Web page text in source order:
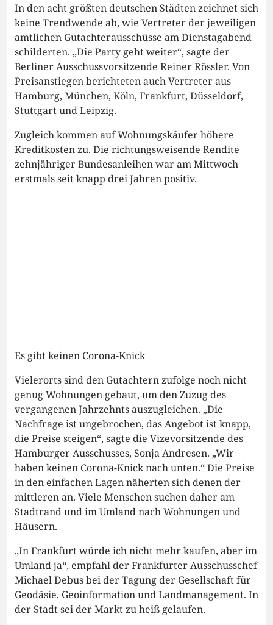
In den acht größten deutschen Städten zeichnet sich
keine Trendwende ab, wie Vertreter der jeweiligen
amtlichen Gutachterausschüsse am Dienstagabend
schilderten. „Die Party geht weiter“, sagte der
Berliner Ausschussvorsitzende Reiner Rössler. Von
Preisanstiegen berichteten auch Vertreter aus
Hamburg, München, Köln, Frankfurt, Düsseldorf,
Stuttgart und Leipzig.
Zugleich kommen auf Wohnungskäufer höhere
Kreditkosten zu. Die richtungsweisende Rendite
zehnjähriger Bundesanleihen war am Mittwoch
erstmals seit knapp drei Jahren positiv.
Es gibt keinen Corona-Knick
Vielerorts sind den Gutachtern zufolge noch nicht
genug Wohnungen gebaut, um den Zuzug des
vergangenen Jahrzehnts auszugleichen. „Die
Nachfrage ist ungebrochen, das Angebot ist knapp,
die Preise steigen“, sagte die Vizevorsitzende des
Hamburger Ausschusses, Sonja Andresen. „Wir
haben keinen Corona-Knick nach unten.“ Die Preise
in den einfachen Lagen näherten sich denen der
mittleren an. Viele Menschen suchen daher am
Stadtrand und im Umland nach Wohnungen und
Häusern.
„In Frankfurt würde ich nicht mehr kaufen, aber im
Umland ja“, empfahl der Frankfurter Ausschusschef
Michael Debus bei der Tagung der Gesellschaft für
Geodäsie, Geoinformation und Landmanagement. In
der Stadt sei der Markt zu heiß gelaufen.